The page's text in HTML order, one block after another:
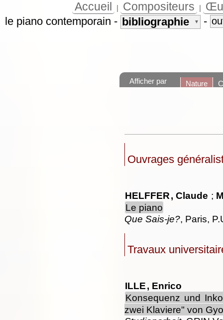
Accueil Compositeurs
Afficher par Nature
Ouvrages
HELFFER, Claude ;
Le piano
Que Sais-je?, Paris,
Travaux
ILLE, Enrico
Konsequenz und
zwei Klaviere" von
le piano contemporain - bibliographie ▼ -